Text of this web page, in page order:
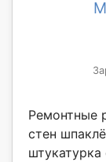
Ремонтные
стен